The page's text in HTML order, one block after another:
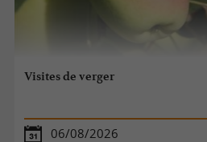
Visites de verger
06/08/2026